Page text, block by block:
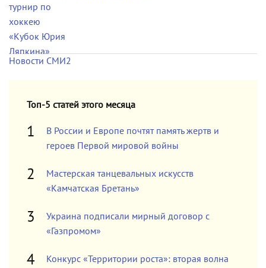
Новости СМИ2
Топ-5 статей этого месяца
В России и Европе почтят память жертв и
героев Первой мировой войны
Мастерская танцевальных искусств
«Камчатская Бретань»
Украина подписали мирный договор с
«Газпромом»
Конкурс «Территории роста»: вторая волна